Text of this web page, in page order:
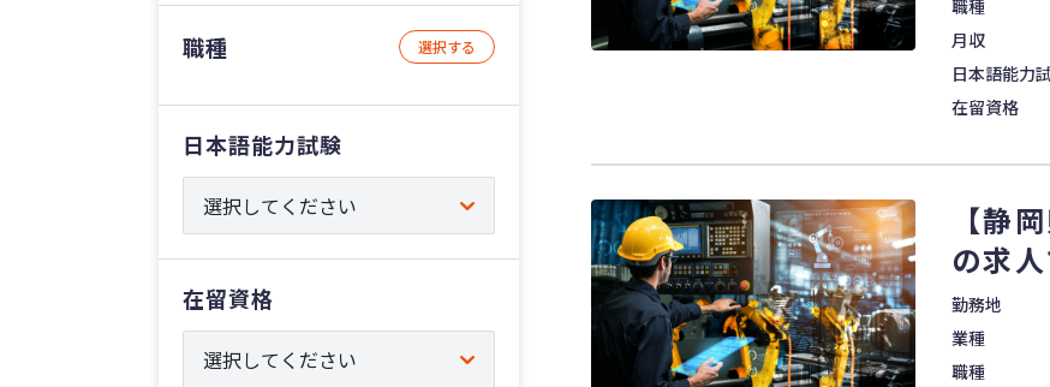
職種 選択する
日本語能力試験
在留資格
職種
月収
日本語能力
在留資格
【静
の求人
勤務地
業種
職種